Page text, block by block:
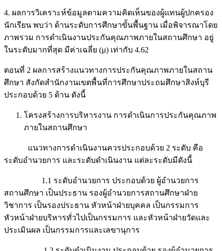
4. ผลการวิเคราะห์ข้อมูลตามความคิดเห็นของผู้แทนผู้ปกครอง
นักเรียน พบว่า ด้านระดับการศึกษาขั้นพื้นฐาน เมื่อพิจารณาโดย
ภาพรวม การดำเนินงานประกันคุณภาพภายในสถานศึกษา อยู่
ในระดับมากที่สุด มีค่าเฉลี่ย (µ) เท่ากับ 4.62
ตอนที่ 2 ผลการสร้างแนวทางการประกันคุณภาพภายในสถาน
ศึกษา สังกัดสำนักงานเขตพื้นที่การศึกษาประถมศึกษาสิงห์บุรี
ประกอบด้วย 5 ด้าน ดังนี้
โครงสร้างการบริหารงาน การดำเนินการประกันคุณภาพ
ภายในสถานศึกษา
แนวทางการดำเนินงานควรประกอบด้วย 2 ระดับ คือ
ระดับอำนวยการ และระดับดำเนินงาน แต่ละระดับมีดังนี้
1.1 ระดับอำนวยการ ประกอบด้วย ผู้อำนวยการ
สถานศึกษา เป็นประธาน รองผู้อำนวยการสถานศึกษาฝ่าย
วิชาการ เป็นรองประธาน หัวหน้าฝ่ายบุคคล เป็นกรรมการ
หัวหน้าฝ่ายบริหารทั่วไปเป็นกรรมการ และหัวหน้าฝ่ายวัดและ
ประเมินผล เป็นกรรมการและเลขานุการ